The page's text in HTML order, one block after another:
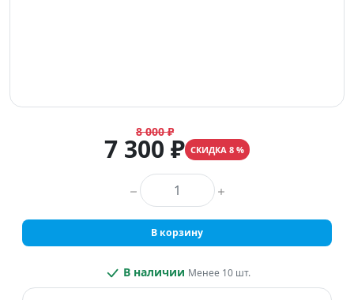
8 000 ₽
7 300 ₽ СКИДКА 8 %
Количество товара
В корзину
В наличии Менее 10 шт.